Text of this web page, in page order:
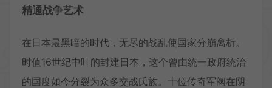
精通战争艺术
在日本最黑暗的时代，无尽的战乱使国家分崩离析。
时值16世纪中叶的封建日本，这个曾由统一政府统治
的国度如今分裂为众多交战氏族。十位传奇军阀在阴